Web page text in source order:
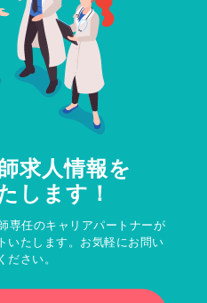
求人情報を
します！
専任のキャリアパートナーが
いたします。お気軽にお問い
ださい。